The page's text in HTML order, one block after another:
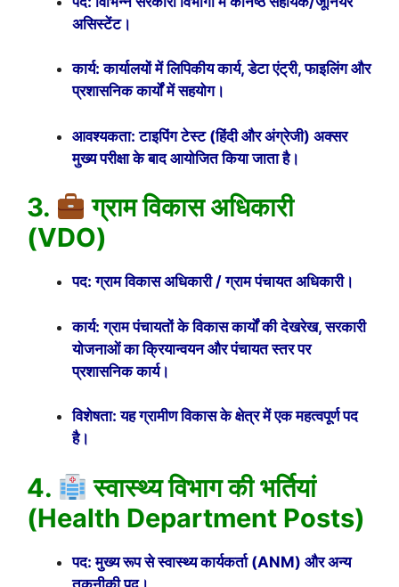
असिस्टेंट।
कार्य: कार्यालयों में लिपिकीय कार्य, डेटा एंट्री, फाइलिंग और
प्रशासनिक कार्यों में सहयोग।
आवश्यकता: टाइपिंग टेस्ट (हिंदी और अंग्रेजी) अक्सर
मुख्य परीक्षा के बाद आयोजित किया जाता है।
3.
ग्राम विकास अधिकारी
(VDO)
पद: ग्राम विकास अधिकारी / ग्राम पंचायत अधिकारी।
कार्य: ग्राम पंचायतों के विकास कार्यों की देखरेख, सरकारी
योजनाओं का क्रियान्वयन और पंचायत स्तर पर
प्रशासनिक कार्य।
विशेषता: यह ग्रामीण विकास के क्षेत्र में एक महत्वपूर्ण पद
है।
4.
स्वास्थ्य विभाग की भर्तियां
(Health Department Posts)
पद: मुख्य रूप से स्वास्थ्य कार्यकर्ता (ANM) और अन्य